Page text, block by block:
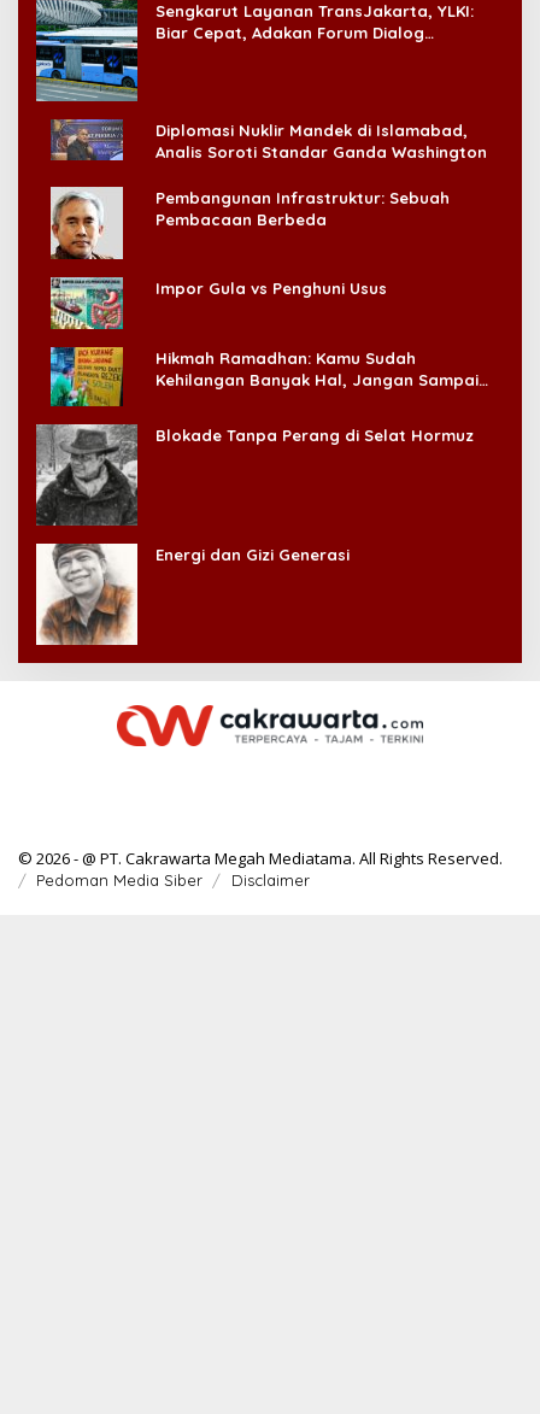
Sengkarut Layanan TransJakarta, YLKI:
Biar Cepat, Adakan Forum Dialog
Diplomasi Nuklir Mandek di Islamabad,
Analis Soroti Standar Ganda Washington
Pembangunan Infrastruktur: Sebuah
Pembacaan Berbeda
Impor Gula vs Penghuni Usus
Hikmah Ramadhan: Kamu Sudah
Kehilangan Banyak Hal, Jangan Sampai
Blokade Tanpa Perang di Selat Hormuz
Energi dan Gizi Generasi
© 2026 - @ PT. Cakrawarta Megah Mediatama. All Rights Reserved.
Pedoman Media Siber Disclaimer